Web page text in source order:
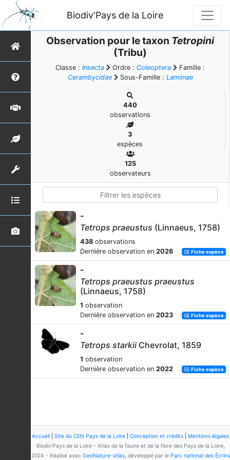
Biodiv'Pays de la Loire
Observation pour le taxon Tetropini
(Tribu)
Classe : Insecta Ordre : Coleoptera
Famille :
Cerambycidae
Sous-Famille : Lamiinae
440
observations
3
espèces
125
observateurs
-
Tetrops praeustus (Linnaeus, 1758)
438 observations
Dernière observation en 2026 Fiche espèce
-
Tetrops praeustus praeustus
(Linnaeus, 1758)
1 observation
Dernière observation en 2023 Fiche espèce
-
Tetrops starkii Chevrolat, 1859
1 observation
Dernière observation en 2022 Fiche espèce
Accueil Site du CEN Pays de la Loire Conception et crédits
Mentions légales
Biodiv'Pays de la Loire - Atlas de la faune et de la flore des Pays de la Loire,
2024 - Réalisé avec GeoNature-atlas, développé par le Parc national des Écrins